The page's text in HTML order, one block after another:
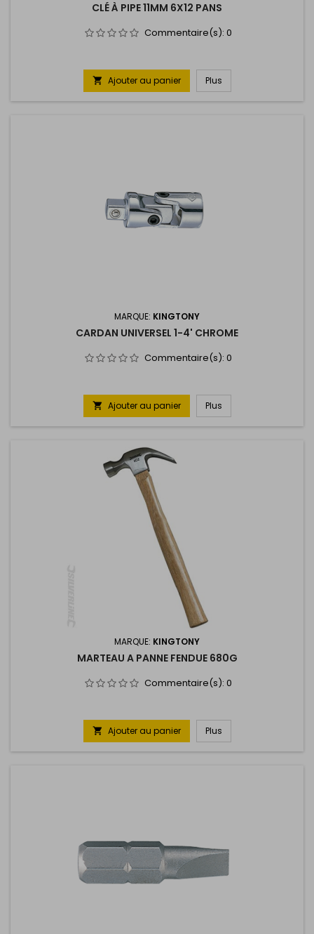
CLÉ À PIPE 11MM 6X12 PANS
Commentaire(s): 0
 Ajouter au panier Plus
MARQUE: KINGTONY
CARDAN UNIVERSEL 1-4' CHROME
Commentaire(s): 0
 Ajouter au panier Plus
MARQUE: KINGTONY
MARTEAU A PANNE FENDUE 680G
Commentaire(s): 0
 Ajouter au panier Plus